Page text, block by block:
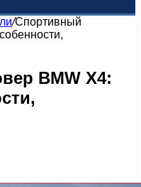
/Спортивный
BMW X4: